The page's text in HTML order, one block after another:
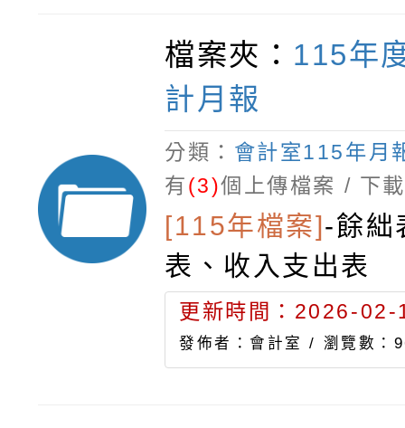
檔案夾： 115年
計月報
分類： 會計室115年月
有(3)個上傳檔案 / 下
[115年檔案]-餘絀
表、收入支出表
更新時間：2026-
發佈者：會計室 / 瀏覽數：